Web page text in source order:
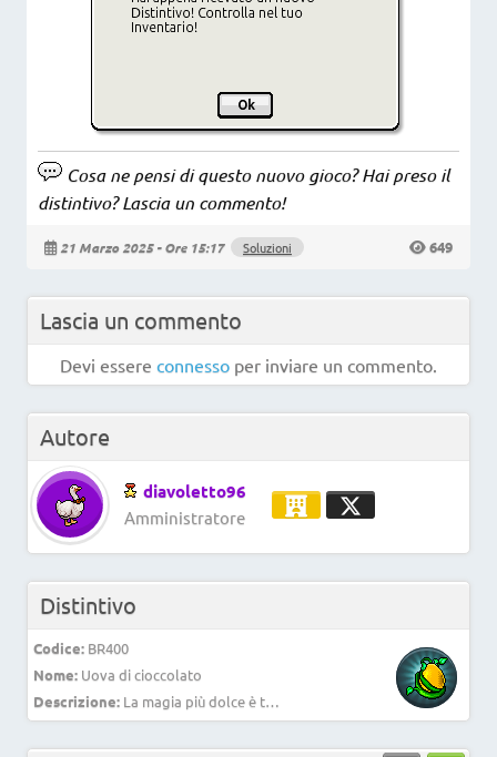
Cosa ne pensi di questo nuovo gioco? Hai preso il
distintivo? Lascia un commento!
21 Marzo 2025 - Ore 15:17 Soluzioni 649
Lascia un commento
Devi essere connesso per inviare un commento.
Autore
diavoletto96
Amministratore
Distintivo
Codice: BR400
Nome: Uova di cioccolato
Descrizione:
La magia più dolce è tutta da gustare.